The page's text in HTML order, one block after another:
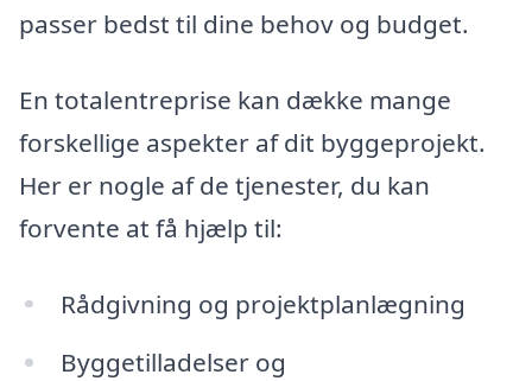
passer bedst til dine behov og budget.
En totalentreprise kan dække mange
forskellige aspekter af dit byggeprojekt.
Her er nogle af de tjenester, du kan
forvente at få hjælp til:
Rådgivning og projektplanlægning
Byggetilladelser og